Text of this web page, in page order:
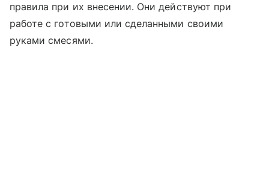
правила при их внесении. Они действуют при
работе с готовыми или сделанными своими
руками смесями.